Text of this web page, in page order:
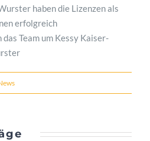
haben die Lizenzen als
erfolgreich
Team um Kessy Kaiser-